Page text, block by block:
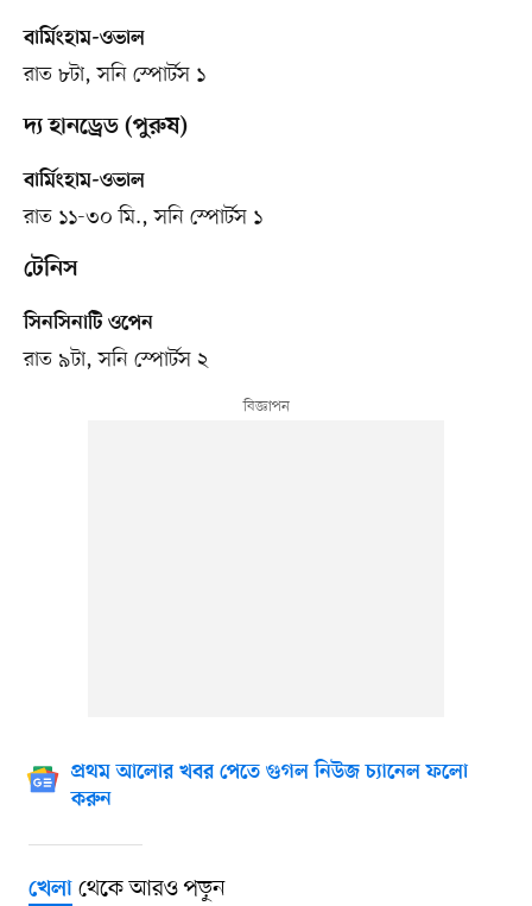
বার্মিংহাম-ওভাল
রাত ৮টা, সনি স্পোর্টস ১
দ্য হানড্রেড (পুরুষ)
বার্মিংহাম-ওভাল
রাত ১১-৩০ মি., সনি স্পোর্টস ১
টেনিস
সিনসিনাটি ওপেন
রাত ৯টা, সনি স্পোর্টস ২
প্রথম আলোর খবর পেতে গুগল নিউজ চ্যানেল ফলো
করুন
খেলাথেকে আরও পড়ুন